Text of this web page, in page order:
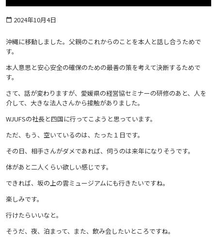
calendar_today 2024年10月4日
沖縄に移動しました。父親のこれからのことを本人と話し合うためで
す。
本人意思と安心安全の確保のための最善の策を考えて決断するためで
す。
さて、話が変わりますが、愛媛県の経営協セミナーの研修のあと、人を
介して、大きな法人さんから接触がありました。
WJUFSの社長と四国に行ってこようと思っています。
ただ、もう、空いているのは、たった１日です。
その日、相手さんがダメであれば、伺うのは来年になりそうです。
体があと二人くらい欲しい感じです。
できれば、坂の上の雲ミュージアムにも行きたいですね。
楽しみです。
行けたらいいなと。
そうだ、夜、泊まって、また、飲み会したいところですね。